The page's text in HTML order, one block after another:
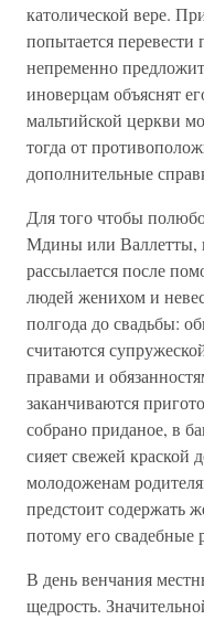
католической вере.
попытается перевести
непременно
иноверцам объяснят
мальтийской церкви
тогда от
дополнительные
Для того чтобы
Мдины или Валлетты,
рассылается после
людей женихом и
полгода до свадьбы:
считаются
правами и
заканчиваются
собрано приданое, в
сияет свежей
молодоженам
предстоит содержать
потому его свадебные
В день венчания
щедрость.